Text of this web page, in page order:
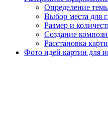
Определение
Выбор места для
Размер и
Создание
Расстановка
Фото идей картин для